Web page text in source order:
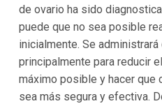
de ovario ha sido
puede que no sea posible
inicialmente. Se
principalmente para reducir
máximo posible y hacer que
sea más segura y efectiva.